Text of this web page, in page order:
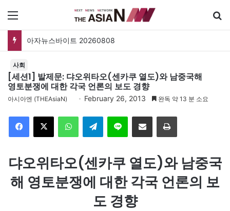
아자뉴스바이트 20260808
사회
[세션1] 발제문: 댜오위타오(센카쿠 열도)와 남중국해
영토분쟁에 대한 각국 언론의 보도 경향
아시아엔 (THEAsiaN) February 26, 2013 완독 약 13 분 소요
Telegram 이메일
댜오위타오(센카쿠 열도)와 남중국
해 영토분쟁에 대한 각국 언론의 보
도 경향